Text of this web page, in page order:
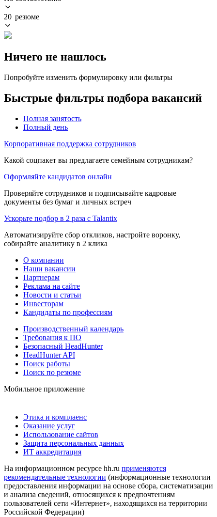
20 резюме
Ничего не нашлось
Попробуйте изменить формулировку или фильтры
Быстрые фильтры подбора вакансий
Полная занятость
Полный день
Корпоративная поддержка сотрудников
Какой соцпакет вы предлагаете семейным сотрудникам?
Оформляйте кандидатов онлайн
Проверяйте сотрудников и подписывайте кадровые
документы без бумаг и личных встреч
Ускорьте подбор в 2 раза с Talantix
Автоматизируйте сбор откликов, настройте воронку,
собирайте аналитику в 2 клика
О компании
Наши вакансии
Партнерам
Реклама на сайте
Новости и статьи
Инвесторам
Кандидаты по профессиям
Производственный календарь
Требования к ПО
Безопасный HeadHunter
HeadHunter API
Поиск работы
Поиск по резюме
Мобильное приложение
Этика и комплаенс
Оказание услуг
Использование сайтов
Защита персональных данных
ИТ аккредитация
На информационном ресурсе hh.ru применяются
рекомендательные технологии (информационные технологии
предоставления информации на основе сбора, систематизации
и анализа сведений, относящихся к предпочтениям
пользователей сети «Интернет», находящихся на территории
Российской Федерации)